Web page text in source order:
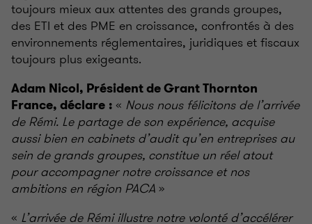
toujours mieux aux attentes des grands groupes,
des ETI et des PME en croissance, confrontés à des
environnements réglementaires, juridiques et fiscaux
toujours plus exigeants.
Adam Nicol, Président de Grant Thornton
France, déclare : « Nous nous félicitons de l’arrivée
de Rémi. Le partage de son expérience, acquise
aussi bien en cabinets d’audit qu’en entreprises au
sein de grands groupes, constitue un réel atout
pour accompagner notre croissance et nos
ambitions en région PACA»
« L’arrivée de Rémi illustre notre volonté d’accélérer